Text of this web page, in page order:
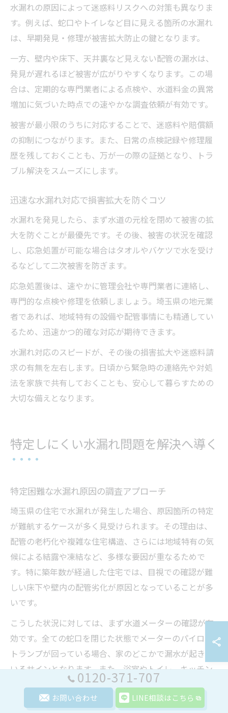
水漏れの原因によって迷惑料リスクへの対策も異なりま
す。例えば、蛇口やトイレなど目に見える箇所の水漏れ
は、早期発見・修理が被害拡大防止の鍵となります。
一方、壁内や床下、天井裏など見えない配管の漏水は、
発見が遅れるほど被害が広がりやすくなります。この場
合は、定期的な専門業者による点検や、水道料金の異常
増加に気づいた時点での速やかな調査依頼が有効です。
被害が最小限のうちに対応することで、迷惑料や賠償額
の抑制につながります。また、日常の点検記録や修理履
歴を残しておくことも、万が一の際の証拠となり、トラ
ブル解決をスムーズにします。
迅速な水漏れ対応で損害拡大を防ぐコツ
水漏れを発見したら、まず水道の元栓を閉めて被害の拡
大を防ぐことが最優先です。その後、被害の状況を確認
し、応急処置が可能な場合はタオルやバケツで水を受け
るなどして二次被害を防ぎます。
応急処置後は、速やかに管理会社や専門業者に連絡し、
専門的な点検や修理を依頼しましょう。埼玉県の地元業
者であれば、地域特有の設備や配管事情にも精通してい
るため、迅速かつ的確な対応が期待できます。
水漏れ対応のスピードが、その後の損害拡大や迷惑料請
求の有無を左右します。日頃から緊急時の連絡先や対処
法を家族で共有しておくことも、安心して暮らすための
大切な備えとなります。
特定しにくい水漏れ問題を解決へ導く
特定困難な水漏れ原因の調査アプローチ
埼玉県の住宅で水漏れが発生した場合、原因箇所の特定
が難航するケースが多く見受けられます。その理由は、
配管の老朽化や複雑な住宅構造、さらには地域特有の気
候による結露や凍結など、多様な要因が重なるためで
す。特に築年数が経過した住宅では、目視での確認が難
しい床下や壁内の配管劣化が原因となっていることが多
いです。
こうした状況に対しては、まず水道メーターの確認が有
効です。全ての蛇口を閉じた状態でメーターのパイロッ
トランプが回っている場合、家のどこかで漏水が起きて
いるサインとなります。また、浴室やトイレ、キッチン
といった水回り設備の周辺を重点的に観察することも重
要です。床が湿っていたり、カビ臭がする場合は、その
0120-371-707
お問い合わせ LINE相談はこちら